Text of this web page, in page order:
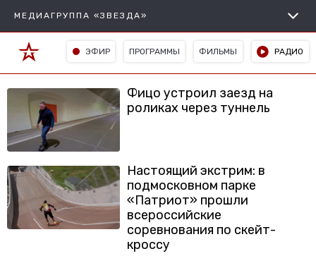
МЕДИАГРУППА «ЗВЕЗДА»
ЭФИР ПРОГРАММЫ ФИЛЬМЫ РАДИО
Фицо устроил заезд на
роликах через туннель
Настоящий экстрим: в
подмосковном парке
«Патриот» прошли
всероссийские
соревнования по скейт-
кроссу